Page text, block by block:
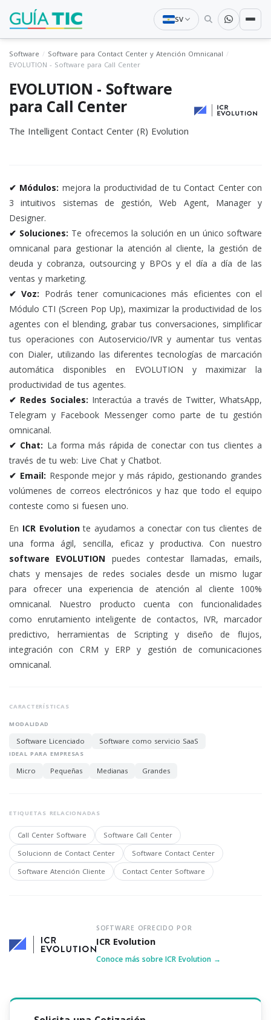
SV
Software
Software para Contact Center y Atención Omnicanal
EVOLUTION - Software para Call Center
EVOLUTION - Software
para Call Center
The Intelligent Contact Center (R) Evolution
✔ Módulos: mejora la productividad de tu Contact Center con
3 intuitivos sistemas de gestión, Web Agent, Manager y
Designer.
✔ Soluciones: Te ofrecemos la solución en un único software
omnicanal para gestionar la atención al cliente, la gestión de
deuda y cobranza, outsourcing y BPOs y el día a día de las
ventas y marketing.
✔ Voz: Podrás tener comunicaciones más eficientes con el
Módulo CTI (Screen Pop Up), maximizar la productividad de los
agentes con el blending, grabar tus conversaciones, simplificar
tus operaciones con Autoservicio/IVR y aumentar tus ventas
con Dialer, utilizando las diferentes tecnologías de marcación
automática disponibles en EVOLUTION y maximizar la
productividad de tus agentes.
✔ Redes Sociales: Interactúa a través de Twitter, WhatsApp,
Telegram y Facebook Messenger como parte de tu gestión
omnicanal.
✔ Chat: La forma más rápida de conectar con tus clientes a
través de tu web: Live Chat y Chatbot.
✔ Email: Responde mejor y más rápido, gestionando grandes
volúmenes de correos electrónicos y haz que todo el equipo
conteste como si fuesen uno.
En ICR Evolutionte ayudamos a conectar con tus clientes de
una forma ágil, sencilla, eficaz y productiva. Con nuestro
software EVOLUTION puedes contestar llamadas, emails,
chats y mensajes de redes sociales desde un mismo lugar
para ofrecer una experiencia de atención al cliente 100%
omnicanal. Nuestro producto cuenta con funcionalidades
como enrutamiento inteligente de contactos, IVR, marcador
predictivo, herramientas de Scripting y diseño de flujos,
integración con CRM y ERP y gestión de comunicaciones
omnicanal.
CARACTERÍSTICAS
MODALIDAD
Software Licenciado Software como servicio SaaS
IDEAL PARA EMPRESAS
Micro Pequeñas Medianas Grandes
ETIQUETAS RELACIONADAS
Call Center Software
Software Call Center
Solucionn de Contact Center
Software Contact Center
Software Atención Cliente
Contact Center Software
SOFTWARE OFRECIDO POR
ICR Evolution
Conoce más sobre ICR Evolution →